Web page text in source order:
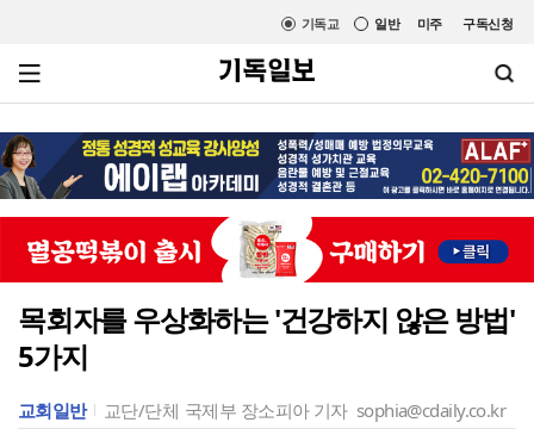
미주 구독신청
일반
기독교
목회자를 우상화하는 '건강하지 않은 방법'
5가지
교회일반 교단/단체 국제부 장소피아 기자 sophia@cdaily.co.kr